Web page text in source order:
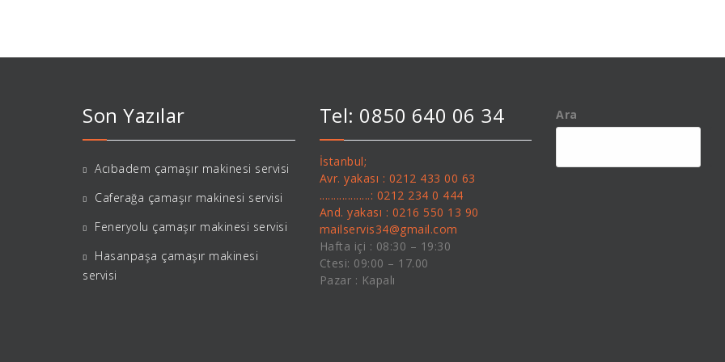
Son Yazılar
Acıbadem çamaşır makinesi servisi
Caferağa çamaşır makinesi servisi
Feneryolu çamaşır makinesi servisi
Hasanpaşa çamaşır makinesi
servisi
Tel: 0850 640 06 34
İstanbul;
Avr. yakası : 0212 433 00 63
..................: 0212 234 0 444
And. yakası : 0216 550 13 90
mailservis34@gmail.com
Hafta içi : 08:30 – 19:30
Ctesi: 09:00 – 17.00
Pazar : Kapalı
Ara